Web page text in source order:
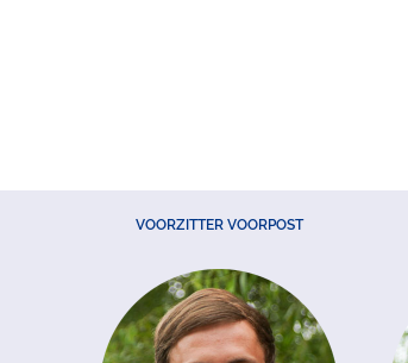
VOORZITTER VOORPOST